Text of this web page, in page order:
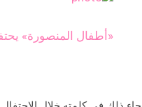
«أطفال المنصورة»